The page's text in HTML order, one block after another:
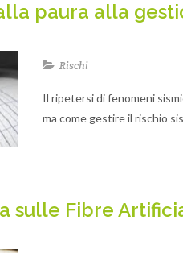
paura alla
Rischi
Il ripetersi di fenomeni
ma come gestire il rischio
sulle Fibre